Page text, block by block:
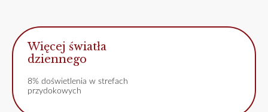
Więcej światła
dziennego
8% doświetlenia w strefach
przydokowych